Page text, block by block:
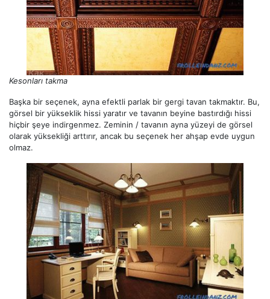
Kesonları takma
Başka bir seçenek, ayna efektli parlak bir gergi tavan takmaktır. Bu,
görsel bir yükseklik hissi yaratır ve tavanın beyine bastırdığı hissi
hiçbir şeye indirgenmez. Zeminin / tavanın ayna yüzeyi de görsel
olarak yüksekliği arttırır, ancak bu seçenek her ahşap evde uygun
olmaz.